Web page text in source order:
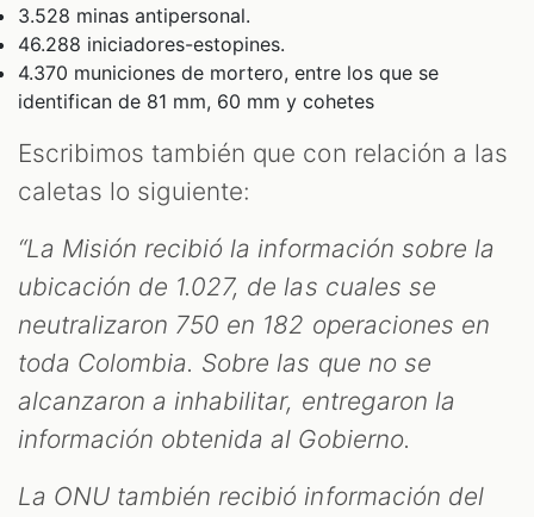
3.528 minas antipersonal.
46.288 iniciadores-estopines.
4.370 municiones de mortero, entre los que se
identifican de 81 mm, 60 mm y cohetes
Escribimos también que con relación a las
caletas lo siguiente:
“La Misión recibió la información sobre la
ubicación de 1.027, de las cuales se
neutralizaron 750 en 182 operaciones en
toda Colombia. Sobre las que no se
alcanzaron a inhabilitar, entregaron la
información obtenida al Gobierno.
La ONU también recibió información del